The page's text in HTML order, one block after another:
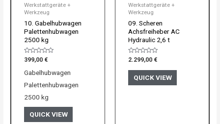
Werkstattgeräte +
Werkzeug
10. Gabelhubwagen
Palettenhubwagen
2500 kg
Bewertet
mit
von
399,00 €
Gabelhubwagen
Palettenhubwagen
2500 kg
QUICK VIEW
Werkstattgeräte +
Werkzeug
09. Scheren
Achsfreiheber AC
Hydraulic 2,6 t
Bewertet
mit
0
von
2.299,00 €
QUICK VIEW